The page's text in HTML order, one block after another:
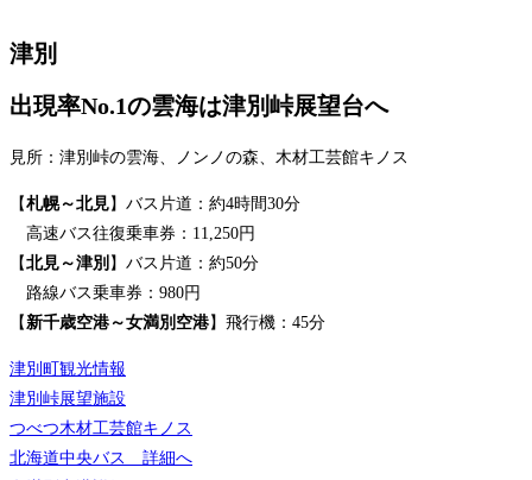
津別
出現率No.1の雲海は津別峠展望台へ
見所：津別峠の雲海、ノンノの森、木材工芸館キノス
【札幌～北見】バス片道：約4時間30分
高速バス往復乗車券：11,250円
【北見～津別 】バス片道：約50分
路線バス乗車券：980円
【 新千歳空港～女満別空港】飛行機：45分
津別町観光情報
津別峠展望施設
つべつ木材工芸館キノス
北海道中央バス 詳細へ